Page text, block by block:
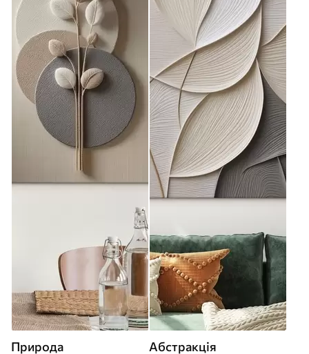
Природа Абстракція